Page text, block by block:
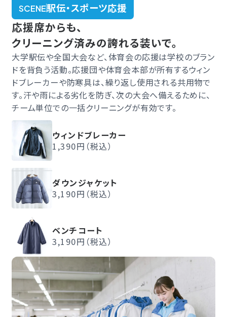
SCENE駅伝・スポーツ応援
応援席からも、
クリーニング済みの誇れる装いで。
大学駅伝や全国大会など、体育会の応援は学校のブラン
ドを背負う活動。応援団や体育会本部が所有するウィン
ドブレーカーや防寒具は、繰り返し使用される共用物で
す。汗や雨による劣化を防ぎ、次の大会へ備えるために、
チーム単位での一括クリーニングが有効です。
ウィンドブレーカー
1,390円（税込）
ダウンジャケット
3,190円（税込）
ベンチコート
3,190円（税込）